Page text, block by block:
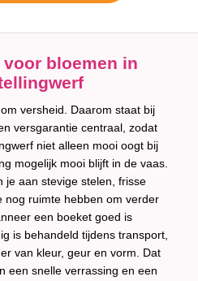
bloemen in
versheid. Daarom staat bij
versgarantie centraal, zodat
niet alleen mooi oogt bij
mogelijk mooi blijft in de vaas.
je aan stevige stelen, frisse
nog ruimte hebben om verder
een boeket goed is
is behandeld tijdens transport,
van kleur, geur en vorm. Dat
een snelle verrassing en een